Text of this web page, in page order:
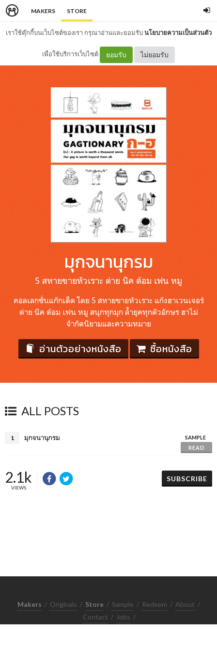
MAKERS STORE
เราใช้คุ๊กกี้บนเว็บไซต์ของเรา กรุณาอ่านและยอมรับนโยบายความเป็นส่วนตัว
เพื่อใช้บริการเว็บไซต์ ยอมรับ ไม่ยอมรับ
มุกจนานุกรม
5 สหายขายหัวเราะ ต่าย นิค ต้อม เฟน หมู
คอลเลกชั่นแก๊กเด็ด โดย 5 สหายขายหัวเราะ แก๊งฮาเวนเจอร์
ต่าย นิค ต้อม เฟน หมู สนุกทุกมุก ล้ำยุคทุกตัวอักษร ฮาไม่
จำกัดนิยามและความหมาย
อ่านตัวอย่างหนังสือ ซื้อหนังสือ
ALL POSTS
1 มุกจนานุกรม
SAMPLE
READ
2.1k
VIEWS
SUBSCRIBE
Makers / Originals / Store / Sample / Redeem / About /
Contact / Jobs /